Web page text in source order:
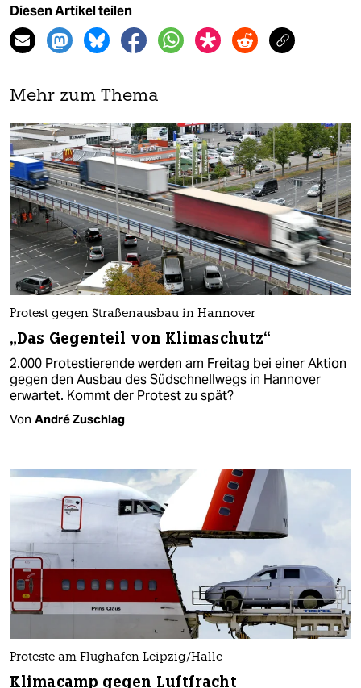
Diesen Artikel teilen
Mehr zum Thema
Protest gegen Straßenausbau in Hannover
„Das Gegenteil von Klimaschutz“
2.000 Protestierende werden am Freitag bei einer Aktion
gegen den Ausbau des Südschnellwegs in Hannover
erwartet. Kommt der Protest zu spät?
Von André Zuschlag
Proteste am Flughafen Leipzig/Halle
Klimacamp gegen Luftfracht